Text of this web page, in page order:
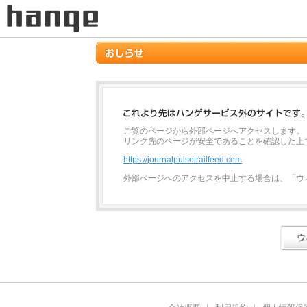
ご覧のページから外部ページへアクセスします。
リンク先のページが安全であることを確認した
https://journalpulsetrailfeed.com
外部ページへのアクセスを中止する場合は、「